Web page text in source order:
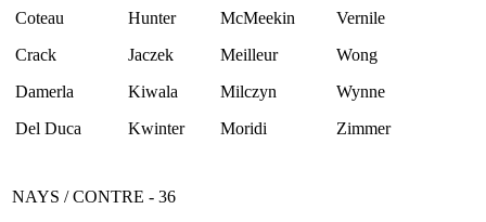
Coteau
Crack
Damerla
Del Duca
Hunter
Jaczek
Kiwala
Kwinter
McMeekin
Meilleur
Milczyn
Moridi
Vernile
Wong
Wynne
Zimmer
NAYS / CONTRE - 36